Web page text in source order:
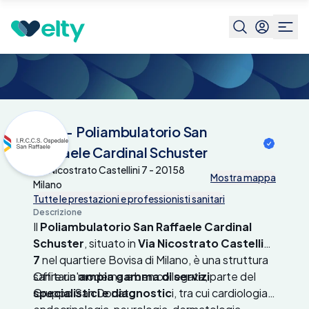
Raffaele Cardinal Schuster
GSD - Poliambulatorio San
Raffaele Cardinal Schuster
Via Nicostrato Castellini 7 - 20158
Milano
Mostra mappa
Tutte le prestazioni e professionisti sanitari
Descrizione
Il Poliambulatorio San Raffaele Cardinal
Schuster, situato inVia Nicostrato Castellini
7nel quartiere Bovisa di Milano, è una struttura
sanitaria moderna e ben collegata, parte del
Gruppo San Donato.
Offre un'ampia gamma di servizi
specialistici e diagnostici, tra cui cardiologia,